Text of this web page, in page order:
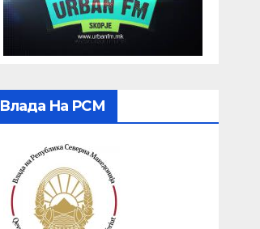
Влада На РСМ